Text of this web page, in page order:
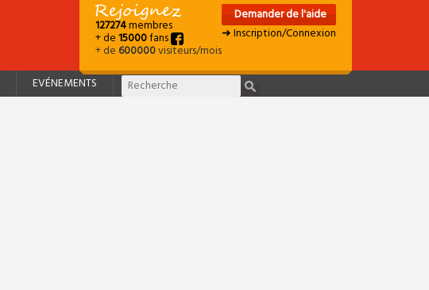
127274membres
+ de15000fans
+ de600000visiteurs/mois
Demander de l'aide
➜ Inscription/Connexion
EVÉNEMENTS